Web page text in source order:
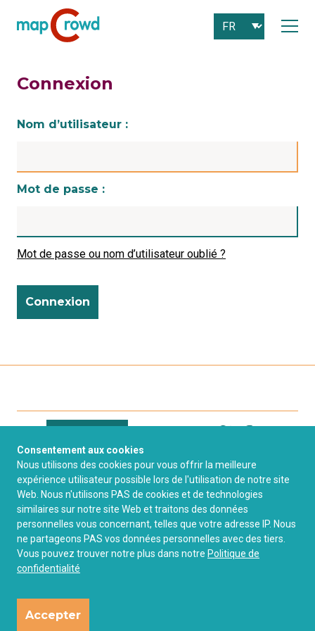
Consentement aux cookies
Nous utilisons des cookies pour vous offrir la meilleure
expérience utilisateur possible lors de l'utilisation de notre site
Web. Nous n'utilisons PAS de cookies et de technologies
similaires sur notre site Web et traitons des données
personnelles vous concernant, telles que votre adresse IP. Nous
ne partageons PAS vos données personnelles avec des tiers.
Vous pouvez trouver notre plus dans notre Politique de
confidentialité
Accepter
Connexion
Nom d’utilisateur :
Mot de passe :
Mot de passe ou nom d’utilisateur oublié ?
Contact FAQ
Mentions Légales
Politique de
confidentialité
Licence de droits